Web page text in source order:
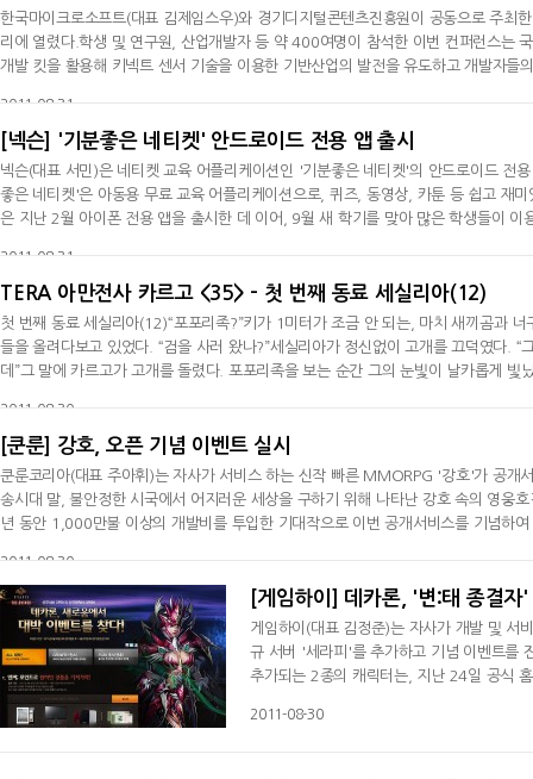
한국마이크로소프트(대표 김제임스우)와 경기디지털콘텐츠진흥원이 공동으로 주
리에 열렸다.학생 및 연구원, 산업개발자 등 약 400여명이 참석한 이번 컨퍼런스는
개발 킷을 활용해 키넥트 센서 기술을 이용한 기반산업의 발전을 유도하고 개발자
2011-08-31
[넥슨] '기분좋은 네티켓' 안드로이드 전용 앱 출시
넥슨(대표 서민)은 네티켓 교육 어플리케이션인 '기분좋은 네티켓'의 안드로이드 전
좋은 네티켓'은 아동용 무료 교육 어플리케이션으로, 퀴즈, 동영상, 카툰 등 쉽고 재
은 지난 2월 아이폰 전용 앱을 출시한 데 이어, 9월 새 학기를 맞아 많은 학생들이
2011-08-31
TERA 아만전사 카르고 <35> - 첫 번째 동료 세실리아(12)
첫 번째 동료 세실리아(12)“포포리족?”키가 1미터가 조금 안 되는, 마치 새끼곰과
들을 올려다보고 있었다. “검을 사러 왔나?”세실리아가 정신없이 고개를 끄덕였다.
데”그 말에 카르고가 고개를 돌렸다. 포포리족을 보는 순간 그의 눈빛이 날카롭게
2011-08-30
[쿤룬] 강호, 오픈 기념 이벤트 실시
쿤룬코리아(대표 주아휘)는 자사가 서비스 하는 신작 빠른 MMORPG '강호'가 공
송시대 말, 불안정한 시국에서 어지러운 세상을 구하기 위해 나타난 강호 속의 영웅
년 동안 1,000만불 이상의 개발비를 투입한 기대작으로 이번 공개서비스를 기념하
2011-08-30
[게임하이] 데카론, '변:태 종결
게임하이(대표 김정준)는 자사가 개발 및
규 서버 '세라피'를 추가하고 기념 이벤트를
추가되는 2종의 캐릭터는, 지난 24일 공식
된 근접 공격 캐릭터이며, '세그리퍼'는 물리
2011-08-30